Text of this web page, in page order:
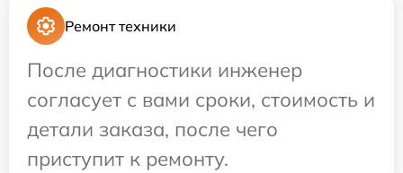
Ремонт техники
После диагностики инженер
согласует с вами сроки, стоимость и
детали заказа, после чего
приступит к ремонту.